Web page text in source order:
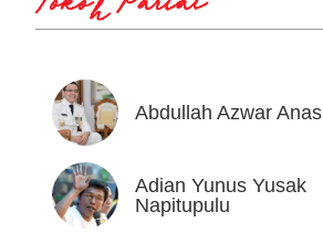
Abdullah Azwar Anas
Adian Yunus Yusak
Napitupulu